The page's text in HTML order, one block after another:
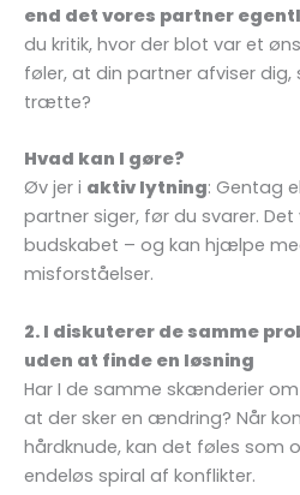
end det vores partner
du kritik, hvor der blot var et
føler, at din partner afviser dig,
trætte?
Hvad kan I gøre?
Øv jer i aktiv lytning: Gentag
partner siger, før du svarer.
budskabet – og kan hjælpe
misforståelser.
2. I diskuterer de samme
uden at finde en løsning
Har I de samme skænderier
at der sker en ændring? Når
hårdknude, kan det føles som
endeløs spiral af konflikter.